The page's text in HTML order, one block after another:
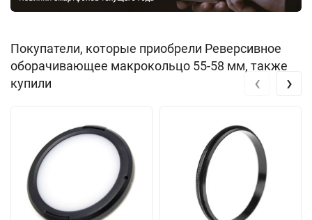
Покупатели, которые приобрели Реверсивное
оборачивающее макрокольцо 55-58 мм, также
купили
‹ ›